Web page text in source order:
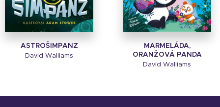
ASTROŠIMPANZ
David Walliams
MARMELÁDA,
ORANŽOVÁ PANDA
David Walliams